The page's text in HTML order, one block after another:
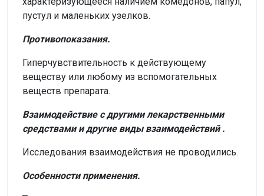
пустул и маленьких узелков.
Противопоказания.
Гиперчувствительность к действующему
веществу или любому из вспомогательных
веществ препарата.
Взаимодействие с другими лекарственными
средствами и другие виды взаимодействий.
Исследования взаимодействия не проводились.
Особенности применения.